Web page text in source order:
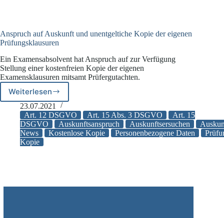
Anspruch auf Auskunft und unentgeltiche Kopie der eigenen
Prüfungsklausuren
Ein Examensabsolvent hat Anspruch auf zur Verfügung
Stellung einer kostenfreien Kopie der eigenen
Examensklausuren mitsamt Prüfergutachten.
Weiterlesen
Anspruch
auf
Auskunft
und
unentgeltiche
Kopie
23.07.2021
Art. 12 DSGVO
Art. 15 Abs. 3 DSGVO
Art. 15
DSGVO
Auskunftsanspruch Auskunftsersuchen
News
Kostenlose Kopie Personenbezogene Daten
Kopie